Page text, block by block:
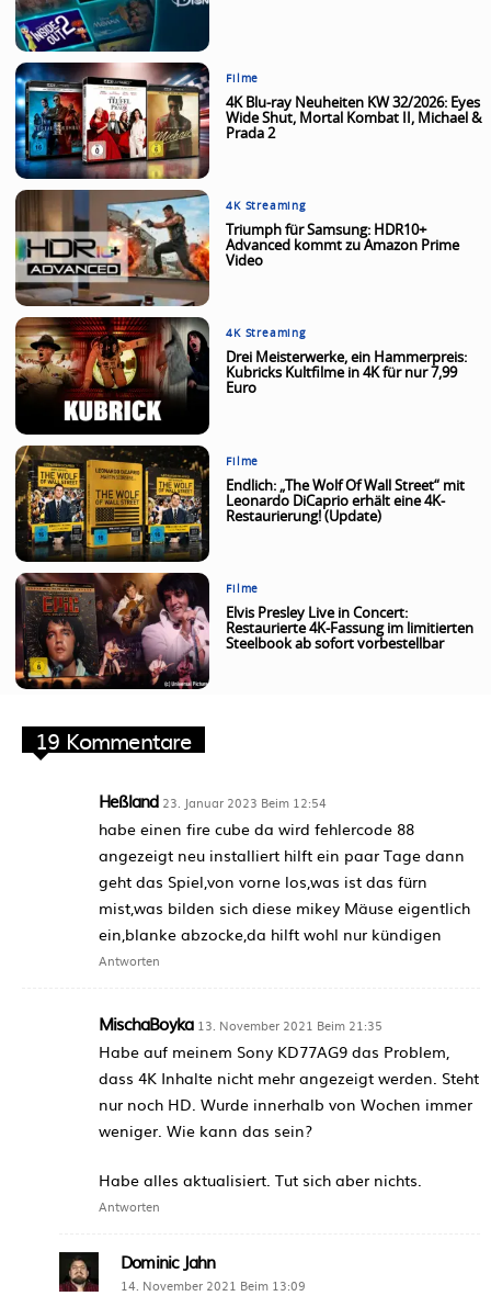
Filme
4K Blu-ray Neuheiten KW 32/2026: Eyes
Wide Shut, Mortal Kombat II, Michael &
Prada 2
4K Streaming
Triumph für Samsung: HDR10+
Advanced kommt zu Amazon Prime
Video
4K Streaming
Drei Meisterwerke, ein Hammerpreis:
Kubricks Kultfilme in 4K für nur 7,99
Euro
Filme
Endlich: „The Wolf Of Wall Street“ mit
Leonardo DiCaprio erhält eine 4K-
Restaurierung! (Update)
Filme
Elvis Presley Live in Concert:
Restaurierte 4K-Fassung im limitierten
Steelbook ab sofort vorbestellbar
19 Kommentare
Heßland 23. Januar 2023 Beim 12:54
habe einen fire cube da wird fehlercode 88
angezeigt neu installiert hilft ein paar Tage dann
geht das Spiel,von vorne los,was ist das fürn
mist,was bilden sich diese mikey Mäuse eigentlich
ein,blanke abzocke,da hilft wohl nur kündigen
Antworten
MischaBoyka 13. November 2021 Beim 21:35
Habe auf meinem Sony KD77AG9 das Problem,
dass 4K Inhalte nicht mehr angezeigt werden. Steht
nur noch HD. Wurde innerhalb von Wochen immer
weniger. Wie kann das sein?
Habe alles aktualisiert. Tut sich aber nichts.
Antworten
Dominic Jahn
14. November 2021 Beim 13:09